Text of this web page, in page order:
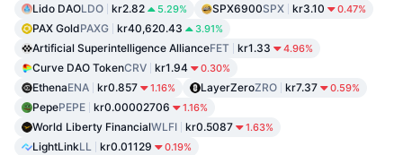
Lido DAOLDO kr2.82 5.29% SPX6900SPX kr3.10 0.47%
PAX GoldPAXG kr40,620.43 3.91%
Artificial Superintelligence AllianceFET kr1.33 4.96%
Curve DAO TokenCRV kr1.94 0.30%
EthenaENA kr0.857 1.16% LayerZeroZRO kr7.37 0.59%
PepePEPE kr0.00002706 1.16%
World Liberty FinancialWLFI kr0.5087 1.63%
LightLinkLL kr0.01129 0.19%